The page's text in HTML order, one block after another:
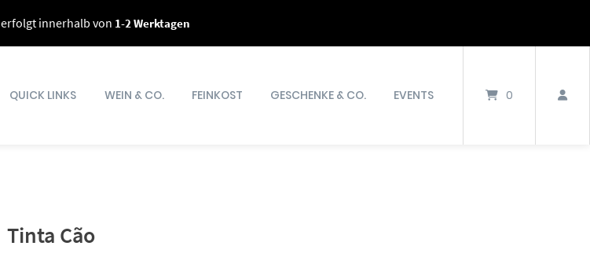
erfolgt innerhalb von 1-2 Werktagen
QUICK LINKS WEIN & CO. FEINKOST GESCHENKE & CO. EVENTS 0
Tinta Cão